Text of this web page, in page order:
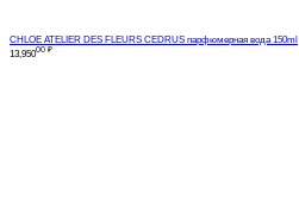
CHLOE ATELIER DES FLEURS CEDRUS парфюмерная вода 150ml
13,95000 ₽